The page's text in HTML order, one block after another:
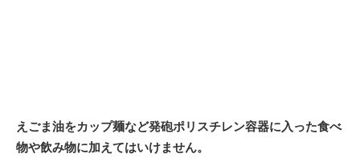
えごま油をカップ麺など発砲ポリスチレン容器に入った食べ
物や飲み物に加えてはいけません。